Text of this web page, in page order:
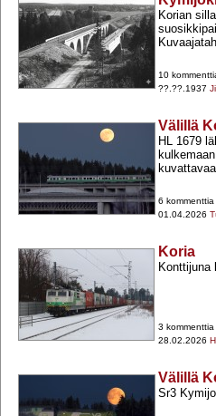
Korian
10
??.??.1937
Välillä
HL 1679
6 kommenttia
01.04.2026
Koria
Konttijuna
3 kommenttia
28.02.2026
Välillä
Sr3